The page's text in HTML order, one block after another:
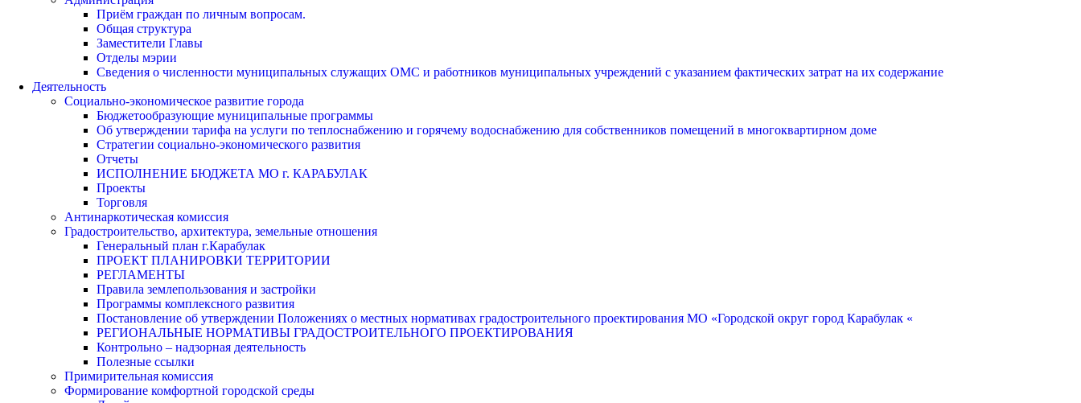
Приём граждан по личным вопросам.
Общая структура
Заместители Главы
Отделы мэрии
Сведения о численности муниципальных служащих ОМС и работников муниципальных учреждений с указанием фактических затрат на их содержание
Деятельность
Социально-экономическое развитие города
Бюджетообразующие муниципальные программы
Об утверждении тарифа на услуги по теплоснабжению и горячему водоснабжению для собственников помещений в многоквартирном доме
Стратегии социально-экономического развития
Отчеты
ИСПОЛНЕНИЕ БЮДЖЕТА МО г. КАРАБУЛАК
Проекты
Торговля
Антинаркотическая комиссия
Градостроительство, архитектура, земельные отношения
Генеральный план г.Карабулак
ПРОЕКТ ПЛАНИРОВКИ ТЕРРИТОРИИ
РЕГЛАМЕНТЫ
Правила землепользования и застройки
Программы комплексного развития
Постановление об утверждении Положениях о местных нормативах градостроительного проектирования МО «Городской округ город Карабулак «
РЕГИОНАЛЬНЫЕ НОРМАТИВЫ ГРАДОСТРОИТЕЛЬНОГО ПРОЕКТИРОВАНИЯ
Контрольно – надзорная деятельность
Полезные ссылки
Примирительная комиссия
Формирование комфортной городской среды